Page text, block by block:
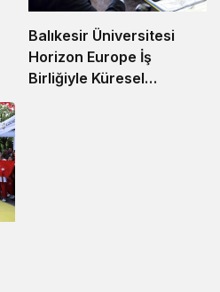
Balıkesir Üniversitesi
Horizon Europe İş
Birliğiyle Küresel